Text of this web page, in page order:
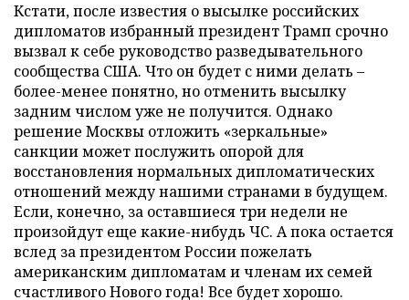
Кстати, после известия о высылке российских
дипломатов избранный президент Трамп срочно
вызвал к себе руководство разведывательного
сообщества США. Что он будет с ними делать –
более-менее понятно, но отменить высылку
задним числом уже не получится. Однако
решение Москвы отложить «зеркальные»
санкции может послужить опорой для
восстановления нормальных дипломатических
отношений между нашими странами в будущем.
Если, конечно, за оставшиеся три недели не
произойдут еще какие-нибудь ЧС. А пока остается
вслед за президентом России пожелать
американским дипломатам и членам их семей
счастливого Нового года! Все будет хорошо.